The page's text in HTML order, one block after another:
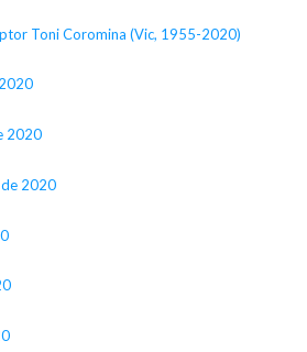
Toni Coromina (Vic, 1955-2020)
2020
2020